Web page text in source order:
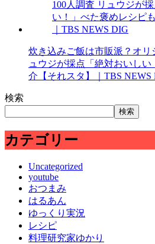
炊き込みご飯は市販派？オリ
ュウジが採点「絶対おいし
介【それスタ】｜TBS NEWS
検索
検索
カテゴリー
Uncategorized
youtube
おつまみ
はるあん
ゆっくり実況
レシピ
料理研究家ゆかり